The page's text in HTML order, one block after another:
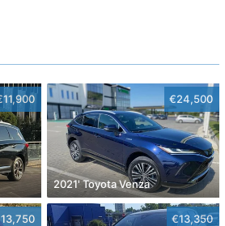
€24,500
2021' Toyota Venza
€13,350